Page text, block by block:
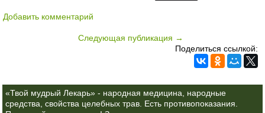
Добавить комментарий
Следующая публикация →
Поделиться ссылкой:
«Твой мудрый Лекарь» - народная медицина, народные
средства, свойства целебных трав. Есть противопоказания.